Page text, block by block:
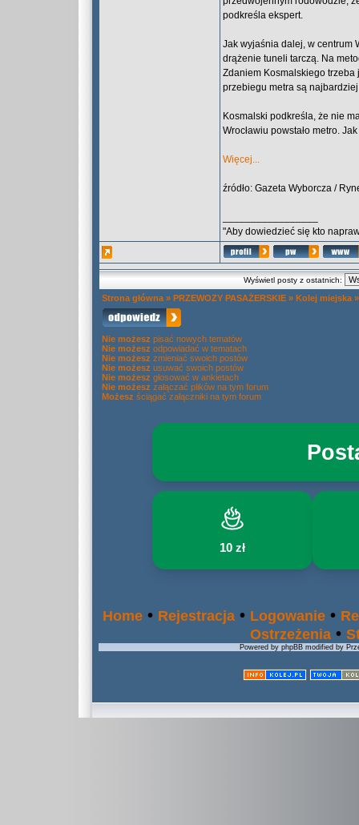
podkreśla ekspert.
Jak wyjaśnia dalej, w centrum
drążenie tuneli tarczą. Na
Zdaniem Kosmalskiego
przebiegu metra są
Kosmalski podkreśla, że nie
Wrocławiu powstało metro.
Więcej...
źródło: Gazeta Wyborcza /
"Aby dowiedzieć się kto
Wyświetl posty z ostatnich:
Strona główna » PRZEWOZY PASAŻERSKIE » Kolej miejska
Nie możesz pisać nowych tematów
Nie możesz odpowiadać w tematach
Nie możesz zmieniać swoich postów
Nie możesz usuwać swoich postów
Nie możesz głosować w ankietach
Nie możesz załączać plików na tym forum
Możesz ściągać załączniki na tym forum
10 zł
Home • Rejestracja • Logowanie •
Ostrzeżenia •
Powered by phpBB modified by